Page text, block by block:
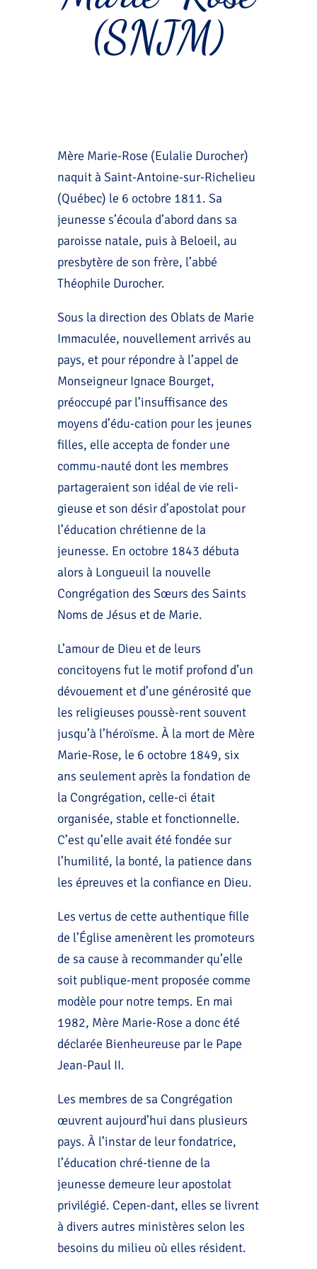
(SNJM)
Mère Marie-Rose (Eulalie Durocher)
naquit à Saint-Antoine-sur-Richelieu
(Québec) le 6 octobre 1811. Sa
jeunesse s’écoula d’abord dans sa
paroisse natale, puis à Beloeil, au
presbytère de son frère, l’abbé
Théophile Durocher.
Sous la direction des Oblats de Marie
Immaculée, nouvellement arrivés au
pays, et pour répondre à l’appel de
Monseigneur Ignace Bourget,
préoccupé par l’insuffisance des
moyens d’édu-cation pour les jeunes
filles, elle accepta de fonder une
commu-nauté dont les membres
partageraient son idéal de vie reli-
gieuse et son désir d’apostolat pour
l’éducation chrétienne de la
jeunesse. En octobre 1843 débuta
alors à Longueuil la nouvelle
Congrégation des Sœurs des Saints
Noms de Jésus et de Marie.
L’amour de Dieu et de leurs
concitoyens fut le motif profond d’un
dévouement et d’une générosité que
les religieuses poussè-rent souvent
jusqu’à l’héroïsme. À la mort de Mère
Marie-Rose, le 6 octobre 1849, six
ans seulement après la fondation de
la Congrégation, celle-ci était
organisée, stable et fonctionnelle.
C’est qu’elle avait été fondée sur
l’humilité, la bonté, la patience dans
les épreuves et la confiance en Dieu.
Les vertus de cette authentique fille
de l’Église amenèrent les promoteurs
de sa cause à recommander qu’elle
soit publique-ment proposée comme
modèle pour notre temps. En mai
1982, Mère Marie-Rose a donc été
déclarée Bienheureuse par le Pape
Jean-Paul II.
Les membres de sa Congrégation
œuvrent aujourd’hui dans plusieurs
pays. À l’instar de leur fondatrice,
l’éducation chré-tienne de la
jeunesse demeure leur apostolat
privilégié. Cepen-dant, elles se livrent
à divers autres ministères selon les
besoins du milieu où elles résident.